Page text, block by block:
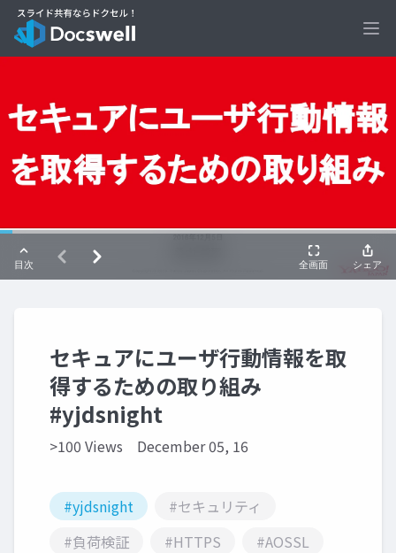
セキュアにユーザ行動情報を取
得するための取り組み
#yjdsnight
>100 Views December 05, 16
#yjdsnight
#セキュリティ
#負荷検証
#HTTPS
#AOSSL